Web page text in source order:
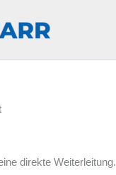
direkte Weiterleitung.